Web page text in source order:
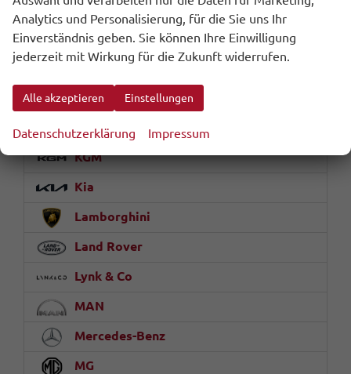
Honda
Hyundai
Jaguar
Jeep
KGM
Kia
Lamborghini
Land Rover
Lynk & Co
MAN
Mercedes-Benz
MG
Analytics und Personalisierung, für die Sie uns Ihr
Einverständnis geben. Sie können Ihre Einwilligung
jederzeit mit Wirkung für die Zukunft widerrufen.
Alle akzeptieren Einstellungen
Datenschutzerklärung Impressum